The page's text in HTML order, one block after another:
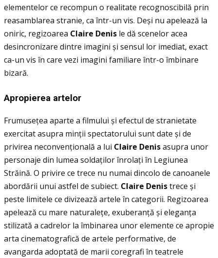
elementelor ce recompun o realitate recognoscibilă prin
reasamblarea stranie, ca într-un vis. Deși nu apelează la
oniric, regizoarea Claire Denis le dă scenelor acea
desincronizare dintre imagini și sensul lor imediat, exact
ca-un vis în care vezi imagini familiare într-o îmbinare
bizară.
Apropierea artelor
Frumuseţea aparte a filmului și efectul de stranietate
exercitat asupra minţii spectatorului sunt date și de
privirea neconvenţională a lui Claire Denisasupra unor
personaje din lumea soldaţilor înrolaţi în Legiunea
Străină. O privire ce trece nu numai dincolo de canoanele
abordării unui astfel de subiect. Claire Denistrece și
peste limitele ce divizează artele în categorii. Regizoarea
apelează cu mare naturaleţe, exuberanţă și eleganţa
stilizată a cadrelor la îmbinarea unor elemente ce apropie
arta cinematografică de artele performative, de
avangarda adoptată de marii coregrafi în teatrele